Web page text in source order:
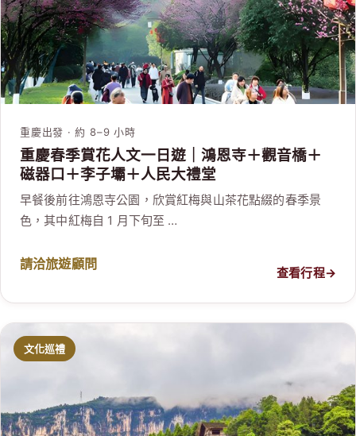
重慶出發 · 約 8–9 小時
重慶春季賞花人文一日遊｜鴻恩寺＋觀音橋＋
磁器口＋李子壩＋人民大禮堂
早餐後前往鴻恩寺公園，欣賞紅梅與山茶花點綴的春季景
色，其中紅梅自 1 月下旬至 …
請洽旅遊顧問
查看行程→
文化巡禮